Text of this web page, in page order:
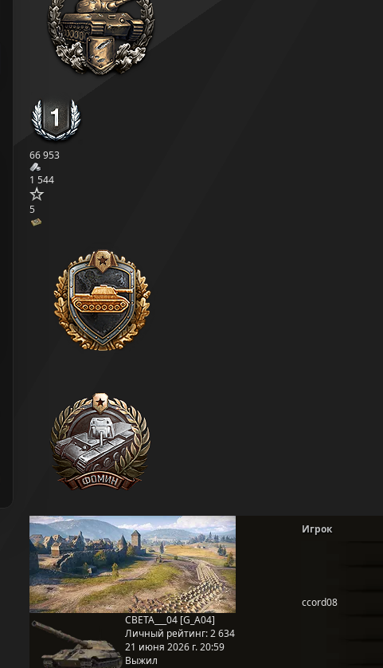
66 953
1 544
5
CBETA___04 [G_A04]
Личный рейтинг:2 634
21 июня 2026 г. 20:59
Выжил
Игрок
ccord08